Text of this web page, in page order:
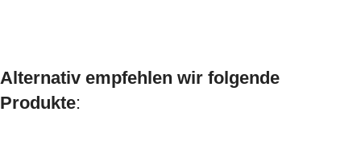
Alternativ empfehlen wir folgende
Produkte: